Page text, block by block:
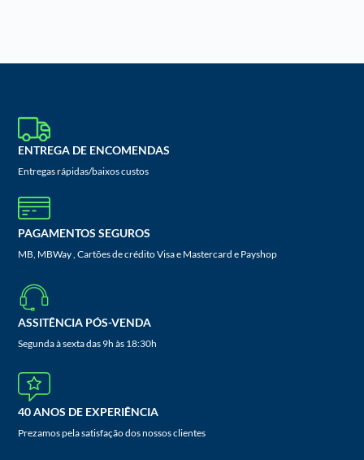
ENTREGA DE ENCOMENDAS
Entregas rápidas/baixos custos
PAGAMENTOS SEGUROS
MB, MBWay , Cartões de crédito Visa e Mastercard e Payshop
ASSITÊNCIA PÓS-VENDA
Segunda à sexta das 9h às 18:30h
40 ANOS DE EXPERIÊNCIA
Prezamos pela satisfação dos nossos clientes